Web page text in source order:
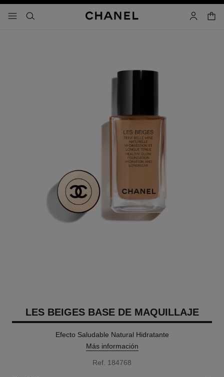
- navegación principal
buscar cuenta
carrito
LES BEIGES BASE DE MAQUILLAJE
Efecto Saludable Natural Hidratante
Más información
Ref. 184768